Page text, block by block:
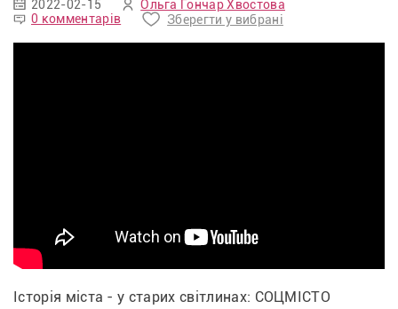
2022-02-15
Ольга Гончар Хвостова
0 комментарів
Зберегти у вибрані
Історія міста - у старих світлинах: СОЦМІСТО